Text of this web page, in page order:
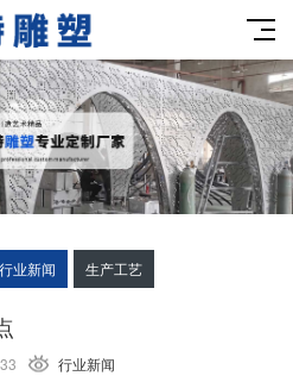
行业新闻 生产工艺
行业新闻